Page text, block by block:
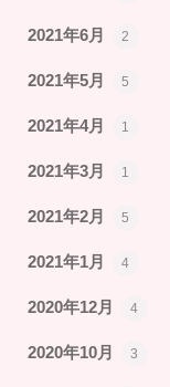
2021年6月 2
2021年5月 5
2021年4月 1
2021年3月 1
2021年2月 5
2021年1月 4
2020年12月 4
2020年10月 3